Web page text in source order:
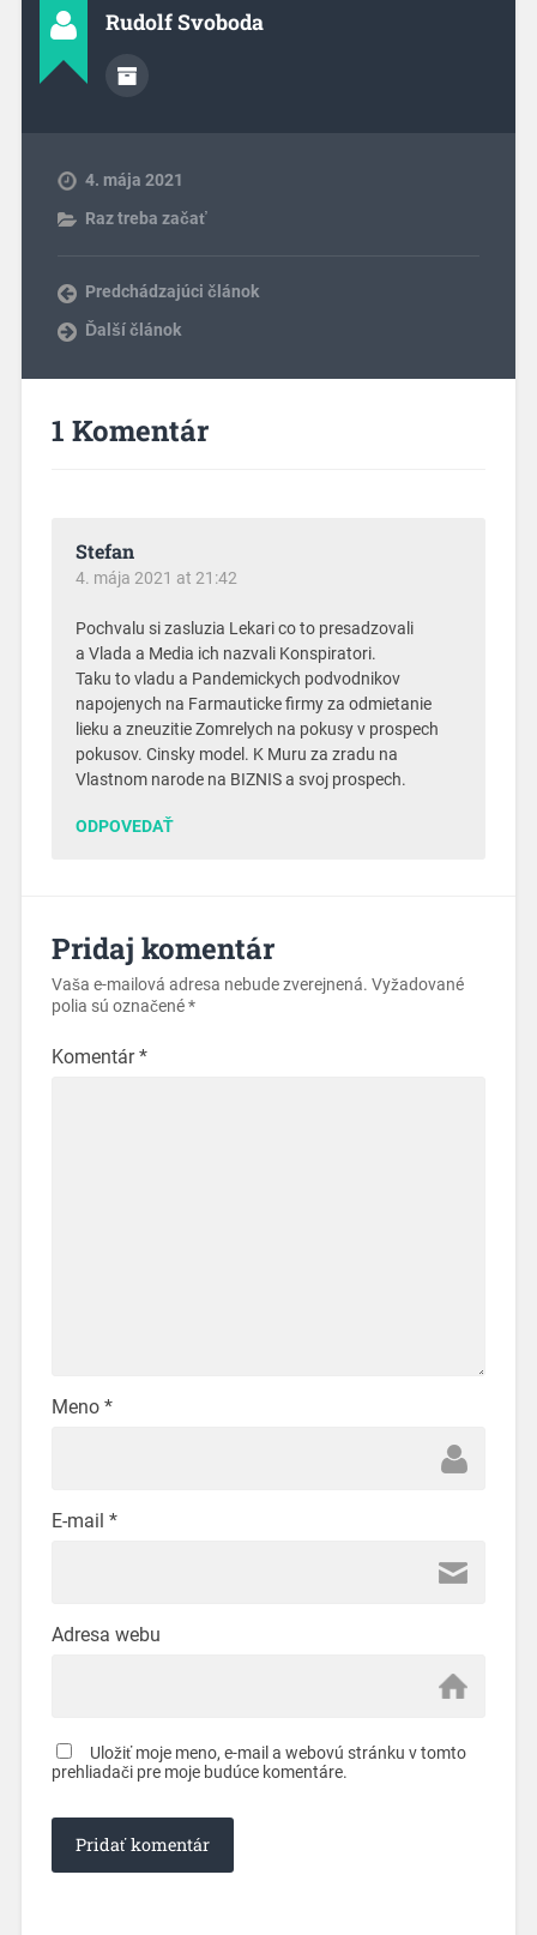
Rudolf Svoboda
4. mája 2021
Raz treba začať
Predchádzajúci článok
Ďalší článok
1 Komentár
Stefan
4. mája 2021 at 21:42
Pochvalu si zasluzia Lekari co to presadzovali
a Vlada a Media ich nazvali Konspiratori.
Taku to vladu a Pandemickych podvodnikov
napojenych na Farmauticke firmy za odmietanie
lieku a zneuzitie Zomrelych na pokusy v prospech
pokusov. Cinsky model. K Muru za zradu na
Vlastnom narode na BIZNIS a svoj prospech.
ODPOVEDAŤ
Pridaj komentár
Vaša e-mailová adresa nebude zverejnená. Vyžadované
polia sú označené*
Komentár*
Meno *
E-mail *
Adresa webu
Uložiť moje meno, e-mail a webovú stránku v tomto
prehliadači pre moje budúce komentáre.